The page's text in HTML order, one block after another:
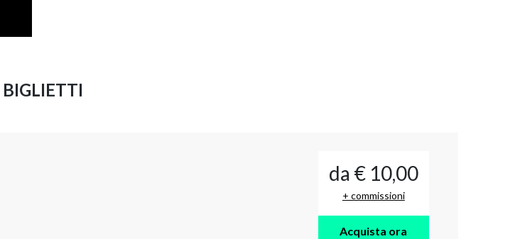
BIGLIETTI
da € 10,00
+ commissioni
Acquista ora